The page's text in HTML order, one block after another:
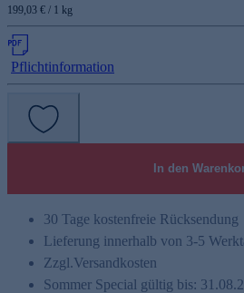
199,03 € / 1 kg
Pflichtinformation
In den
30 Tage kostenfreie Rücksendung
Lieferung innerhalb von 3-5
Zzgl.Versandkosten
Sommer Special gültig bis: